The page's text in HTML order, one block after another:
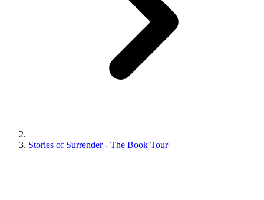
Stories of Surrender - The Book Tour